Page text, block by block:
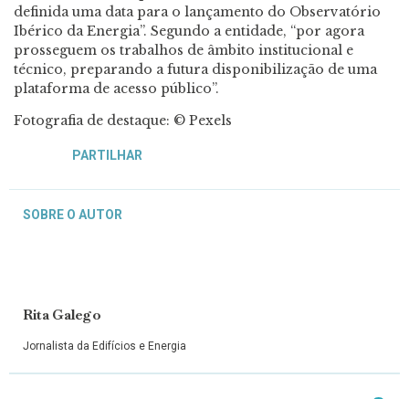
definida uma data para o lançamento do Observatório
Ibérico da Energia”. Segundo a entidade, “por agora
prosseguem os trabalhos de âmbito institucional e
técnico, preparando a futura disponibilização de uma
plataforma de acesso público”.
Fotografia de destaque: © Pexels
PARTILHAR
SOBRE O AUTOR
Rita Galego
Jornalista da Edifícios e Energia